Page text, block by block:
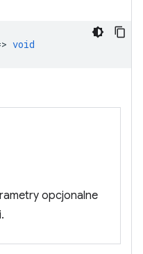
void
opcjonalne